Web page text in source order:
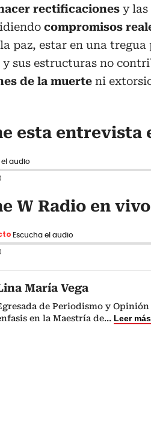
rectificaciones y las
compromisos
paz, estar en una
sus estructuras no
de la muerte ni
esta entrevista
el audio
W Radio en
Escucha el audio
María Vega
de Periodismo y
en la Maestría de... Leer más